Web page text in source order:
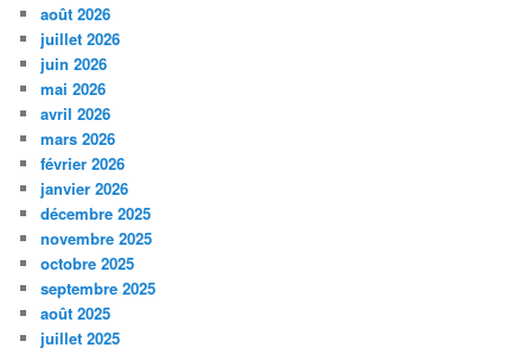
août 2026
juillet 2026
juin 2026
mai 2026
avril 2026
mars 2026
février 2026
janvier 2026
décembre 2025
novembre 2025
octobre 2025
septembre 2025
août 2025
juillet 2025